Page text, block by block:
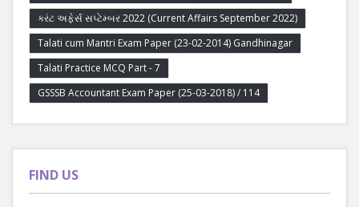
કરંટ અફેર્સ સપ્ટેમ્બર 2022 (Current Affairs September 2022)
Talati cum Mantri Exam Paper (23-02-2014) Gandhinagar
Talati Practice MCQ Part - 7
GSSSB Accountant Exam Paper (25-03-2018) / 114
FIND US